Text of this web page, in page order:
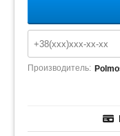
Производитель: